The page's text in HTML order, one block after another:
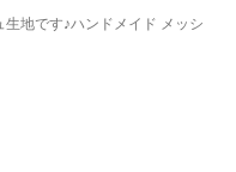
地です♪ハンドメイド メッシ